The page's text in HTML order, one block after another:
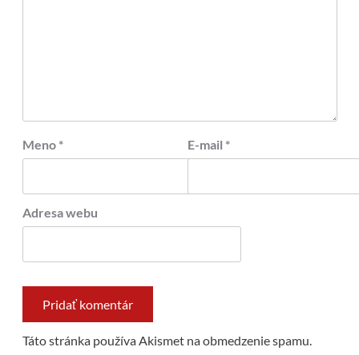
Meno * E-mail *
Adresa webu
Táto stránka používa Akismet na obmedzenie spamu.